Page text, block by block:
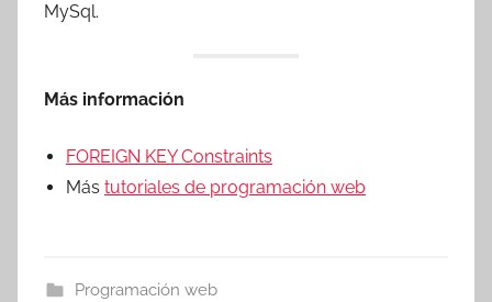
MySql.
Más información
FOREIGN KEY Constraints
Más tutoriales de programación web
Programación web